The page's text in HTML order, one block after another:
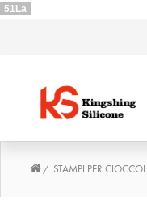
51La
/ STAMPI PER